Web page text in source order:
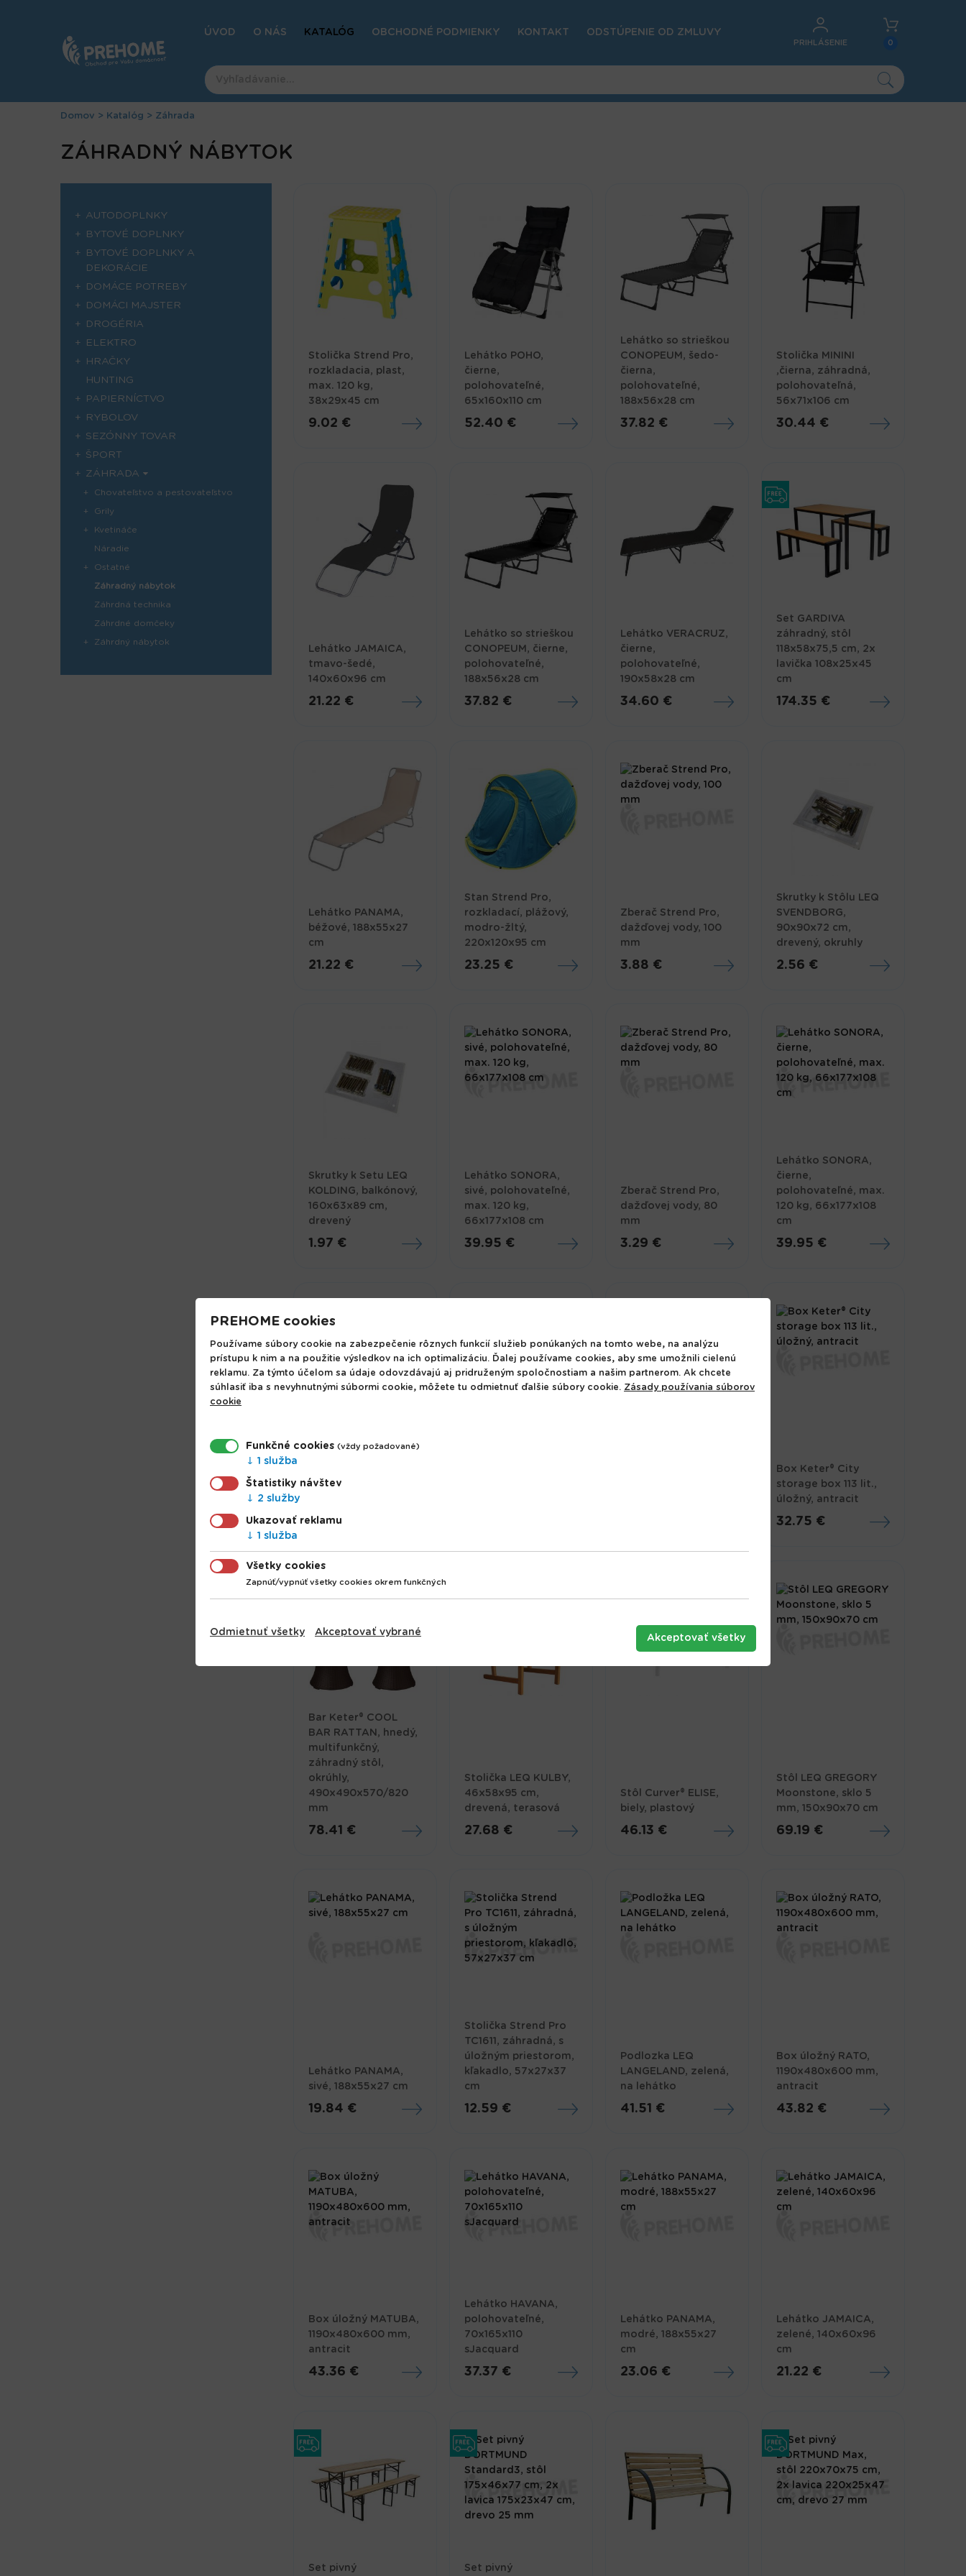
ÚVOD O NÁS KATALÓG OBCHODNÉ PODMIENKY KONTAKT ODSTÚPENIE OD ZMLUVY
0
PRIHLÁSENIE
sa
tu
Domov > Katalóg > Záhrada
to
ZÁHRADNÝ NÁBYTOK
Stolička Strend Pro,
rozkladacia, plast,
max. 120 kg,
38x29x45 cm
9.02 €
Lehátko POHO,
čierne,
polohovateľné,
65x160x110 cm
52.40 €
Lehátko so strieškou
CONOPEUM, šedo-
čierna,
polohovateľné,
188x56x28 cm
37.82 €
Stolička MININI
,čierna, záhradná,
polohovateľná,
56x71x106 cm
30.44 €
Lehátko JAMAICA,
tmavo-šedé,
140x60x96 cm
21.22 €
Lehátko so strieškou
CONOPEUM, čierne,
polohovateľné,
188x56x28 cm
37.82 €
Lehátko VERACRUZ,
čierne,
polohovateľné,
190x58x28 cm
34.60 €
Set GARDIVA
záhradný, stôl
118x58x75,5 cm, 2x
lavička 108x25x45
cm
174.35 €
Lehátko PANAMA,
béžové, 188x55x27
cm
21.22 €
Stan Strend Pro,
rozkladací, plážový,
modro-žltý,
220x120x95 cm
23.25 €
Zberač Strend Pro,
dažďovej vody, 100
mm
3.88 €
Skrutky k Stôlu LEQ
SVENDBORG,
90x90x72 cm,
drevený, okruhly
2.56 €
Skrutky k Setu LEQ
KOLDING, balkónový,
160x63x89 cm,
drevený
1.97 €
Lehátko SONORA,
sivé, polohovateľné,
max. 120 kg,
66x177x108 cm
39.95 €
Zberač Strend Pro,
dažďovej vody, 80
mm
3.29 €
Lehátko SONORA,
čierne,
polohovateľné, max.
120 kg, 66x177x108
cm
39.95 €
Stolík s vekom Clubo
bambusové veko, 50
16.15 €
Box Keter® City
storage box 113 lit.,
úložný, antracit
32.75 €
Bar Keter® COOL
BAR RATTAN, hnedý,
multifunkčný,
záhradný stôl,
okrúhly,
490x490x570/820
mm
78.41 €
Stolička LEQ KULBY,
46x58x95 cm,
drevená, terasová
27.68 €
Stôl Curver® ELISE,
biely, plastový
46.13 €
Stôl LEQ GREGORY
Moonstone, sklo 5
mm, 150x90x70 cm
69.19 €
Lehátko PANAMA,
sivé, 188x55x27 cm
19.84 €
Stolička Strend Pro
TC1611, záhradná, s
úložným priestorom,
kľakadlo, 57x27x37
cm
12.59 €
Podlozka LEQ
LANGELAND, zelená,
na lehátko
41.51 €
Box úložný RATO,
1190x480x600 mm,
antracit
43.82 €
Box úložný MATUBA,
1190x480x600 mm,
antracit
43.36 €
Lehátko HAVANA,
polohovateľné,
70x165x110
sJacquard
37.37 €
Lehátko PANAMA,
modré, 188x55x27
cm
23.06 €
Lehátko JAMAICA,
zelené, 140x60x96
cm
21.22 €
Set pivný Set pivný
AUTODOPLNKY
BYTOVÉ DOPLNKY
BYTOVÉ DOPLNKY A
DEKORÁCIE
DOMÁCE POTREBY
DOMÁCI MAJSTER
DROGÉRIA
ELEKTRO
HRAČKY
HUNTING
PAPIERNÍCTVO
RYBOLOV
SEZÓNNY TOVAR
ŠPORT
ZÁHRADA
Chovateľstvo a pestovateľstvo
Grily
Kvetináče
Náradie
Ostatné
Záhradný nábytok
Záhrdná technika
Záhrdné domčeky
Záhrdný nábytok
PREHOME cookies
Používame súbory cookie na zabezpečenie rôznych funkcií služieb ponúkaných na tomto webe, na analýzu
prístupu k nim a na použitie výsledkov na ich optimalizáciu. Ďalej používame cookies, aby sme umožnili cielenú
reklamu. Za týmto účelom sa údaje odovzdávajú aj pridruženým spoločnostiam a našim partnerom. Ak chcete
súhlasiť iba s nevyhnutnými súbormi cookie, môžete tu odmietnuť ďalšie súbory cookie. Zásady používania súborov
cookie
Funkčné cookies (vždy požadované)
1 služba
Štatistiky návštev
2 služby
Ukazovať reklamu
1 služba
Všetky cookies
Zapnúť/vypnúť všetky cookies okrem funkčných
Odmietnuť všetky Akceptovať vybrané
Akceptovať všetky